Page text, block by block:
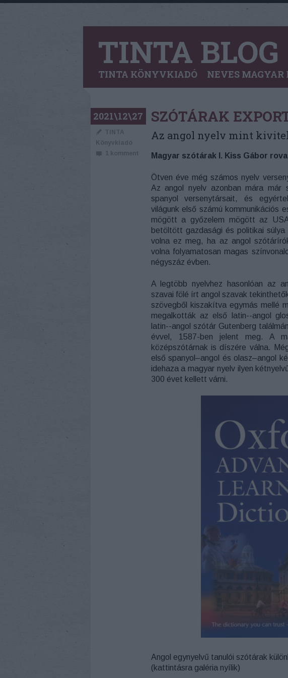
TINTA BLOG
TINTA KÖNYVKIADÓ NEVES
2021\12\27
TINTA
Könyvkiadó
1komment
SZÓTÁRAK
Az angol nyelv mint
Magyar szótárak I. Kiss Gábor
Ötven éve még számos nyelv
Az angol nyelv azonban mára már
spanyol versenytársait, és
világunk első számú kommunikációs
mögött a győzelem mögött az
betöltött gazdasági és politikai
volna ez meg, ha az angol
volna folyamatosan magas
négyszáz évben.
A legtöbb nyelvhez hasonlóan az
szavai fölé írt angol szavak
szövegből kiszakítva egymás mellé
megalkották az első latin--angol
latin--angol szótár Gutenberg
évvel, 1587-ben jelent meg. A
középszótárnak is díszére válna.
első spanyol–angol és olasz–angol
idehaza a magyar nyelv ilyen
300 évet kellett várni.
Angol egynyelvű tanulói szótárak
(kattintásra galéria nyílik)